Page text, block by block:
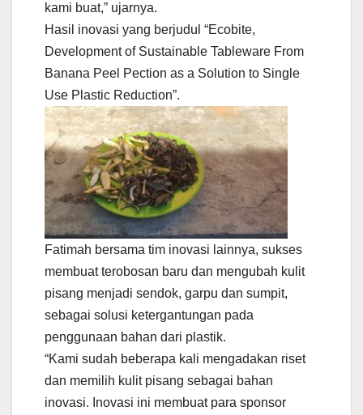
kami buat,” ujarnya.
Hasil inovasi yang berjudul “Ecobite,
Development of Sustainable Tableware From
Banana Peel Pection as a Solution to Single
Use Plastic Reduction”.
Fatimah bersama tim inovasi lainnya, sukses
membuat terobosan baru dan mengubah kulit
pisang menjadi sendok, garpu dan sumpit,
sebagai solusi ketergantungan pada
penggunaan bahan dari plastik.
“Kami sudah beberapa kali mengadakan riset
dan memilih kulit pisang sebagai bahan
inovasi. Inovasi ini membuat para sponsor